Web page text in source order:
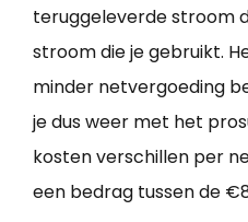
teruggeleverde stroom
stroom die je gebruikt.
minder netvergoeding
je dus weer met het
kosten verschillen per
een bedrag tussen de